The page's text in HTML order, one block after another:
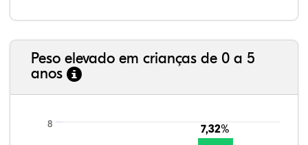
Peso elevado em crianças de 0 a 5
anos
7,32%
7,32%
8